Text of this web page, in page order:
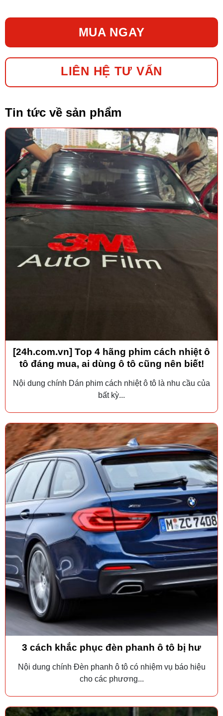
MUA NGAY
LIÊN HỆ TƯ VẤN
Tin tức về sản phẩm
[24h.com.vn] Top 4 hãng phim cách nhiệt ô
tô đáng mua, ai dùng ô tô cũng nên biết!
Nội dung chính Dán phim cách nhiệt ô tô là nhu cầu của
bất kỳ...
3 cách khắc phục đèn phanh ô tô bị hư
Nội dung chính Đèn phanh ô tô có nhiệm vụ báo hiệu
cho các phương...